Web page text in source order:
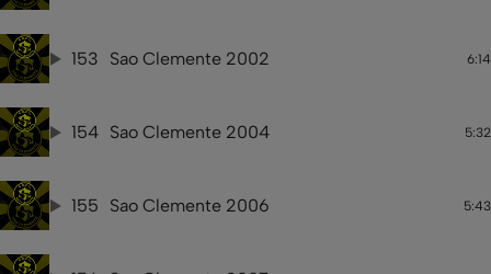
153 Sao Clemente 2002 6:14
154 Sao Clemente 2004 5:32
155 Sao Clemente 2006 5:43